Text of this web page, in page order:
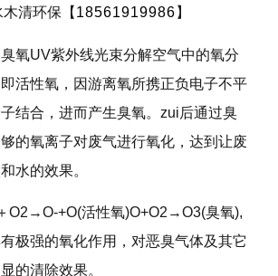
木清环保【 18561919986 】
氧UV紫外线光束分解空气中的氧分
活性氧，因游离氧所携正负电子不平
结合，进而产生臭氧。zui后通过臭
的氧离子对废气进行氧化，达到让废
水的效果。
O2→O-+O(活性氧)O+O2→O3(臭氧),
极强的氧化作用，对恶臭气体及其它
的清除效果。